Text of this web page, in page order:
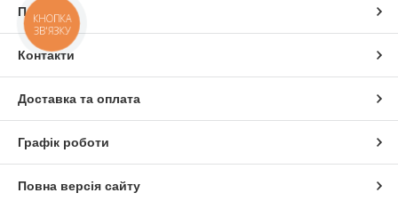
Про нас
Контакти
Доставка та оплата
Графік роботи
Повна версія сайту
КНОПКА
ЗВ'ЯЗКУ